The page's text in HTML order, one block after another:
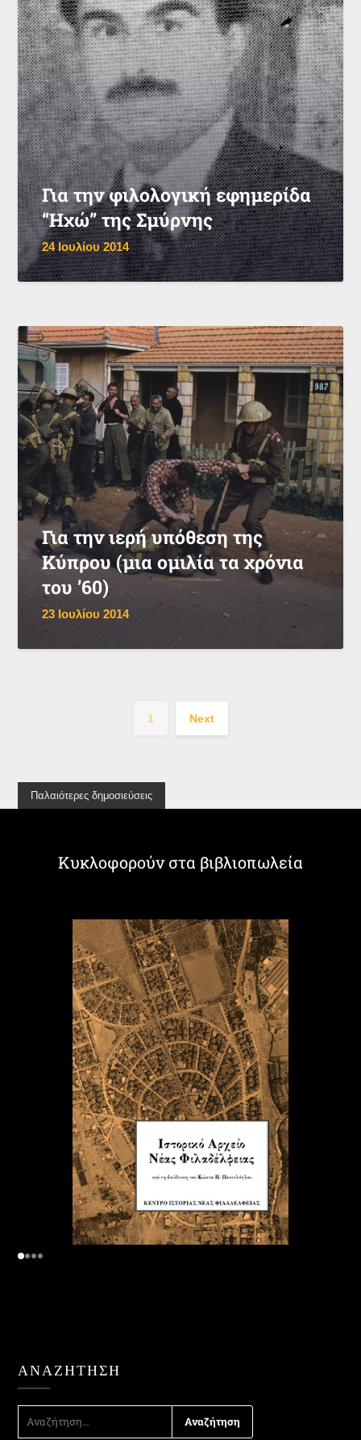
Για την φιλολογική εφημερίδα
“Ηχώ” της Σμύρνης
24 Ιουλίου 2014
Για την ιερή υπόθεση της
Κύπρου (μια ομιλία τα χρόνια
του ’60)
23 Ιουλίου 2014
1 Next
Παλαιότερες δημοσιεύσεις
Κυκλοφορούν στα βιβλιοπωλεία
ΑΝΑΖΉΤΗΣΗ
ΑΝΑΖΉΤΗΣΗ
ΓΙΑ: